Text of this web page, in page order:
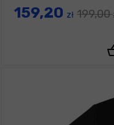
159,20 zł 199,00